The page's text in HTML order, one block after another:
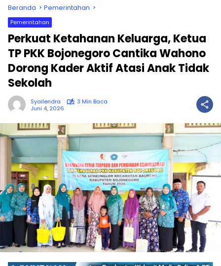
Beranda Pemerintahan
Pemerintahan
Perkuat Ketahanan Keluarga, Ketua
TP PKK Bojonegoro Cantika Wahono
Dorong Kader Aktif Atasi Anak Tidak
Sekolah
Syailendra
3 Min Baca
Juni 4, 2026